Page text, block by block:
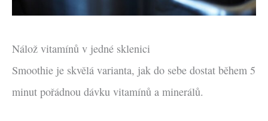
Nálož vitamínů v jedné sklenici
Smoothie je skvělá varianta, jak do sebe dostat během 5
minut pořádnou dávku vitamínů a minerálů.